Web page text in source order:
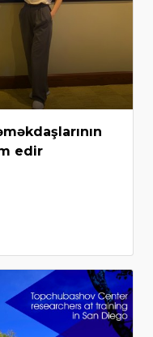
edir